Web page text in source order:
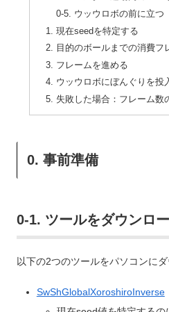
0-5. ウッウロボの前に立つ
1. 現在seedを特定する
2. 目的のボールまでの消費フ
3. フレームを進める
4. ウッウロボにぼんぐりを投
5. 失敗した場合：フレーム数
0. 事前準備
0-1. ツールをダウンロ
以下の2つのツールをパソコンに
SwShGlobalXoroshiroInverse